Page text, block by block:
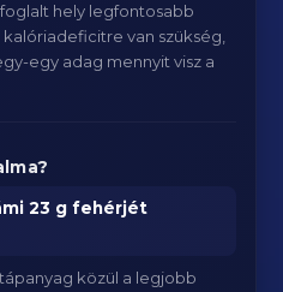
hely legfontosabb
van szükség,
egy adag mennyit visz a
23 g fehérjét
közül a legjobb